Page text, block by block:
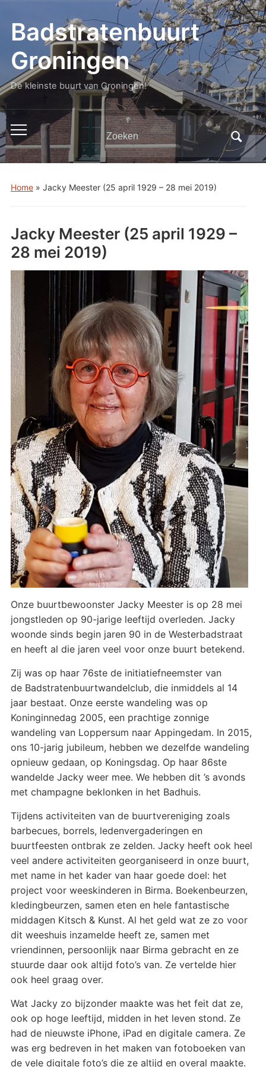
Badstratenbuurt
Groningen
De kleinste buurt van Groningen!
Toggle
mobiel
menu
Zoeken
naar:
Home» Jacky Meester (25 april 1929 – 28 mei 2019)
Jacky Meester (25 april 1929 –
28 mei 2019)
Onze buurtbewoonster Jacky Meester is op 28 mei
jongstleden op 90-jarige leeftijd overleden. Jacky
woonde sinds begin jaren 90 in de Westerbadstraat
en heeft al die jaren veel voor onze buurt betekend.
Zij was op haar 76ste de initiatiefneemster van
de Badstratenbuurtwandelclub, die inmiddels al 14
jaar bestaat. Onze eerste wandeling was op
Koninginnedag 2005, een prachtige zonnige
wandeling van Loppersum naar Appingedam. In 2015,
ons 10-jarig jubileum, hebben we dezelfde wandeling
opnieuw gedaan, op Koningsdag. Op haar 86ste
wandelde Jacky weer mee. We hebben dit ’s avonds
met champagne beklonken in het Badhuis.
Tijdens activiteiten van de buurtvereniging zoals
barbecues, borrels, ledenvergaderingen en
buurtfeesten ontbrak ze zelden. Jacky heeft ook heel
veel andere activiteiten georganiseerd in onze buurt,
met name in het kader van haar goede doel: het
project voor weeskinderen in Birma. Boekenbeurzen,
kledingbeurzen, samen eten en hele fantastische
middagen Kitsch & Kunst. Al het geld wat ze zo voor
dit weeshuis inzamelde heeft ze, samen met
vriendinnen, persoonlijk naar Birma gebracht en ze
stuurde daar ook altijd foto’s van. Ze vertelde hier
ook heel graag over.
Wat Jacky zo bijzonder maakte was het feit dat ze,
ook op hoge leeftijd, midden in het leven stond. Ze
had de nieuwste iPhone, iPad en digitale camera. Ze
was erg bedreven in het maken van fotoboeken van
de vele digitale foto’s die ze altijd en overal maakte.